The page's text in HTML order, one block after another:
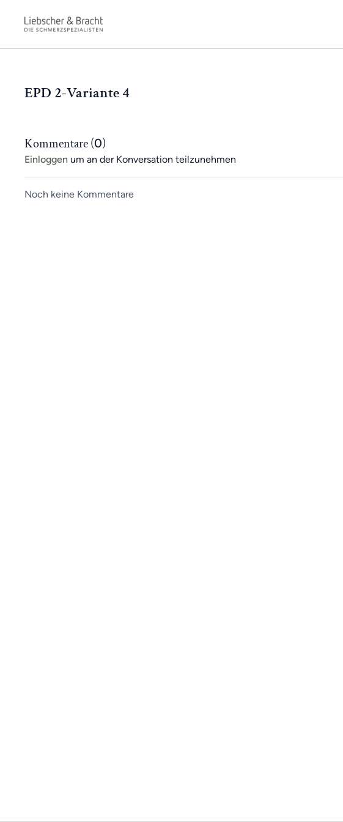
EPD 2-Variante 4
Kommentare (0)
Einloggen um an der Konversation teilzunehmen
Noch keine Kommentare